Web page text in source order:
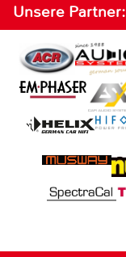
Unsere Partner: